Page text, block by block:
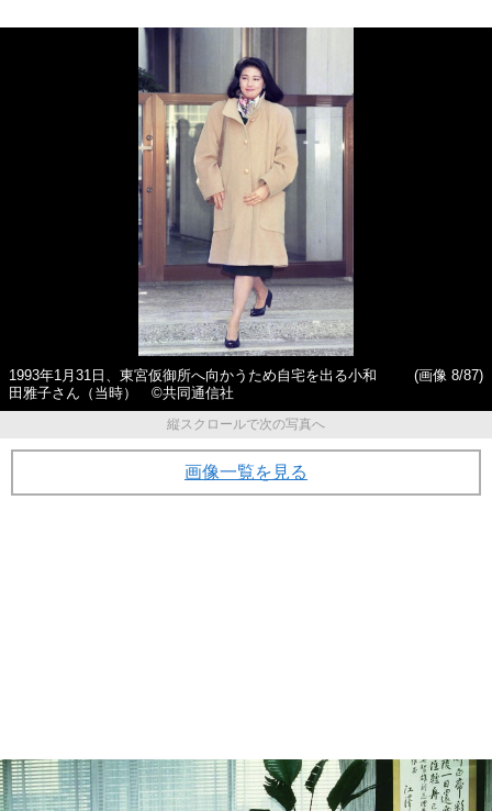
1993年1月31日、東宮仮御所へ向かうため自宅を出る小和
田雅子さん（当時） ©共同通信社
(画像 8/87)
縦スクロールで次の写真へ
画像一覧を見る